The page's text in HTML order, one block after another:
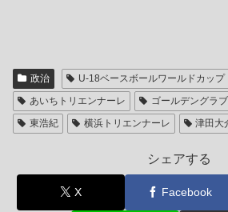
政治
U-18ベースボールワールドカップ
あいちトリエンナーレ
ゴールデングラ
東浩紀
横浜トリエンナーレ 津田大
シェアする
X Facebook